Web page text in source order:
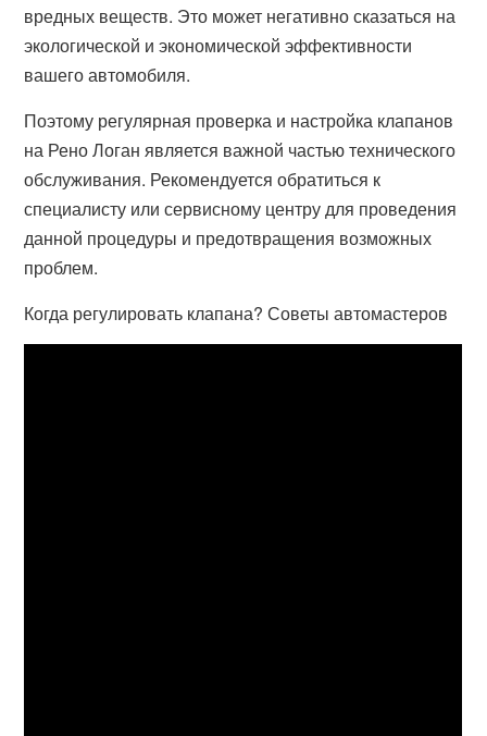
вредных веществ. Это может негативно сказаться на
экологической и экономической эффективности
вашего автомобиля.
Поэтому регулярная проверка и настройка клапанов
на Рено Логан является важной частью технического
обслуживания. Рекомендуется обратиться к
специалисту или сервисному центру для проведения
данной процедуры и предотвращения возможных
проблем.
Когда регулировать клапана? Советы автомастеров